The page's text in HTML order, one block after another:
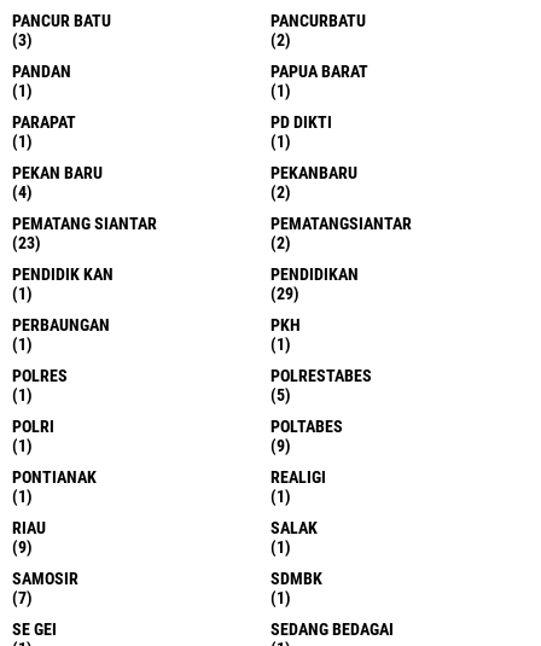
PANCUR BATU
(3)
PANCURBATU
(2)
PANDAN
(1)
PAPUA BARAT
(1)
PARAPAT
(1)
PD DIKTI
(1)
PEKAN BARU
(4)
PEKANBARU
(2)
PEMATANG SIANTAR
(23)
PEMATANGSIANTAR
(2)
PENDIDIK KAN
(1)
PENDIDIKAN
(29)
PERBAUNGAN
(1)
PKH
(1)
POLRES
(1)
POLRESTABES
(5)
POLRI
(1)
POLTABES
(9)
PONTIANAK
(1)
REALIGI
(1)
RIAU
(9)
SALAK
(1)
SAMOSIR
(7)
SDMBK
(1)
SE GEI
SEDANG BEDAGAI